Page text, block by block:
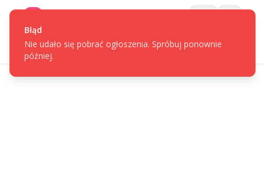
Błąd
Nie udało się pobrać ogłoszenia. Spróbuj ponownie
później.